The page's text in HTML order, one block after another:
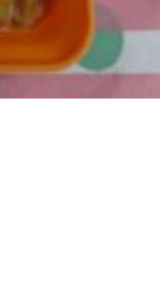
2018年9月(08)
2017年9月(10)
2016年9月(08)
2015年9月(09)